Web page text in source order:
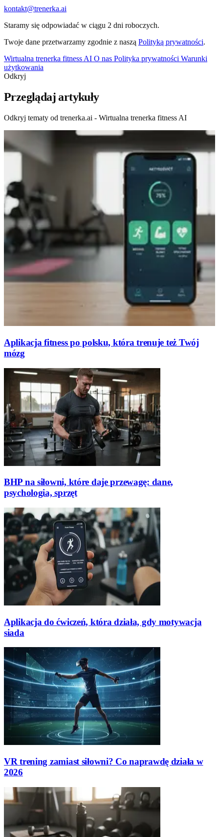
kontakt@trenerka.ai
Staramy się odpowiadać w ciągu 2 dni roboczych.
Twoje dane przetwarzamy zgodnie z naszą Polityką prywatności.
Wirtualna trenerka fitness AI O nas Polityka prywatności Warunki
użytkowania
Odkryj
Przeglądaj artykuły
Odkryj tematy od trenerka.ai - Wirtualna trenerka fitness AI
Aplikacja fitness po polsku, która trenuje też Twój
mózg
BHP na siłowni, które daje przewagę: dane,
psychologia, sprzęt
Aplikacja do ćwiczeń, która działa, gdy motywacja
siada
VR trening zamiast siłowni? Co naprawdę działa w
2026